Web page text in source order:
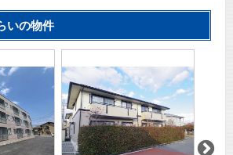
いの物件